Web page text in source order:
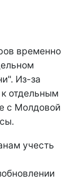
временно
Из-за
отдельным
с Молдовой
учесть